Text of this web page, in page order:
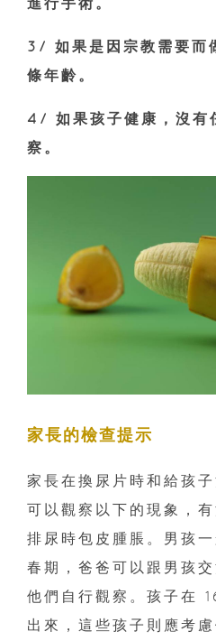
3/ 如果是因宗教需要而
條年齡。
4/ 如果孩子健康，沒有
察。
家長的檢查提示
家長在換尿片時和給孩
可以觀察以下的現象，
排尿時包皮腫脹。男孩
春期，爸爸可以跟男孩
他們自行觀察。孩子在
出來，這些孩子則應考